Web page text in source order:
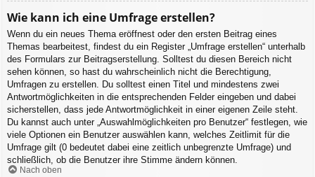
Wie kann ich eine Umfrage erstellen?
Wenn du ein neues Thema eröffnest oder den ersten Beitrag eines
Themas bearbeitest, findest du ein Register „Umfrage erstellen“ unterhalb
des Formulars zur Beitragserstellung. Solltest du diesen Bereich nicht
sehen können, so hast du wahrscheinlich nicht die Berechtigung,
Umfragen zu erstellen. Du solltest einen Titel und mindestens zwei
Antwortmöglichkeiten in die entsprechenden Felder eingeben und dabei
sicherstellen, dass jede Antwortmöglichkeit in einer eigenen Zeile steht.
Du kannst auch unter „Auswahlmöglichkeiten pro Benutzer“ festlegen, wie
viele Optionen ein Benutzer auswählen kann, welches Zeitlimit für die
Umfrage gilt (0 bedeutet dabei eine zeitlich unbegrenzte Umfrage) und
schließlich, ob die Benutzer ihre Stimme ändern können.
Nach oben